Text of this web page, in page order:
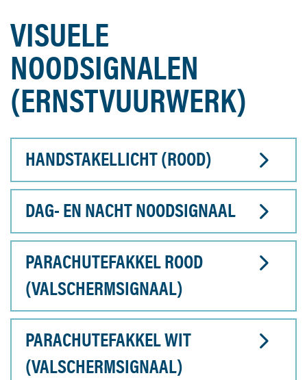
VISUELE
NOODSIGNALEN
(ERNSTVUURWERK)
HANDSTAKELLICHT (ROOD)
DAG- EN NACHT NOODSIGNAAL
PARACHUTEFAKKEL ROOD
(VALSCHERMSIGNAAL)
PARACHUTEFAKKEL WIT
(VALSCHERMSIGNAAL)